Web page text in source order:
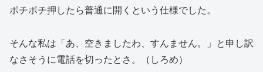
ポチポチ押したら普通に開くという仕様でした。
そんな私は「あ、空きましたわ、すんません。」と申し訳
なさそうに電話を切ったとさ。（しろめ）